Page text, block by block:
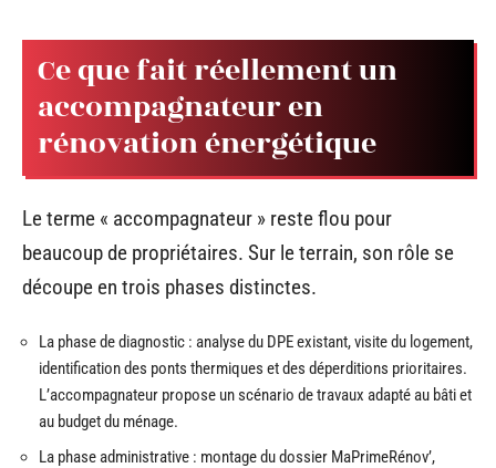
Ce que fait réellement un
accompagnateur en
rénovation énergétique
Le terme « accompagnateur » reste flou pour
beaucoup de propriétaires. Sur le terrain, son rôle se
découpe en trois phases distinctes.
La phase de diagnostic : analyse du DPE existant, visite du logement,
identification des ponts thermiques et des déperditions prioritaires.
L’accompagnateur propose un scénario de travaux adapté au bâti et
au budget du ménage.
La phase administrative : montage du dossier MaPrimeRénov’,